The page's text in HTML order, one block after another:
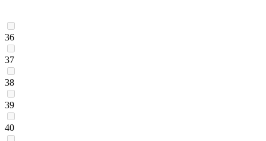
36
37
38
39
40